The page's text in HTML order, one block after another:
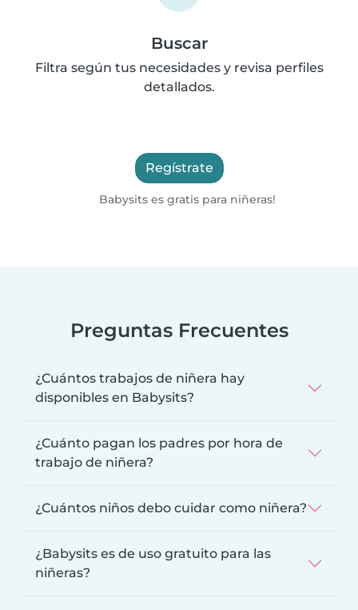
Buscar
Filtra según tus necesidades y revisa perfiles
detallados.
Regístrate
Babysits es gratis para niñeras!
Preguntas Frecuentes
¿Cuántos trabajos de niñera hay
disponibles en Babysits?
¿Cuánto pagan los padres por hora de
trabajo de niñera?
¿Cuántos niños debo cuidar como niñera?
¿Babysits es de uso gratuito para las
niñeras?